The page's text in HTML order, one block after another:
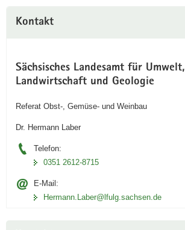
Kontakt
Sächsisches Landesamt für Umwelt,
Landwirtschaft und Geologie
Referat Obst-, Gemüse- und Weinbau
Dr. Hermann Laber
Telefon:
0351 2612-8715
E-Mail:
Hermann.Laber@lfulg.sachsen.de